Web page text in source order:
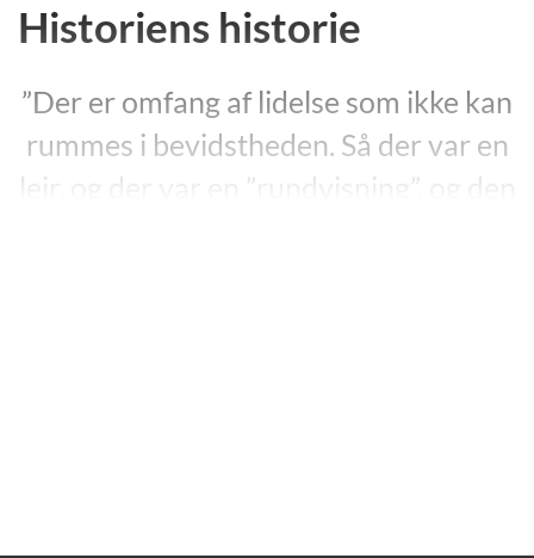
Historiens historie
”Der er omfang af lidelse som ikke kan
rummes i bevidstheden. Så der var en
lejr, og der var en ”rundvisning”, og den
litterært.